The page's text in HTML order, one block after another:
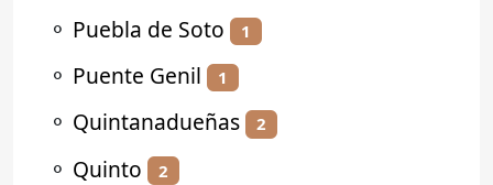
⚬ Puebla de Soto 1
⚬ Puente Genil 1
⚬ Quintanadueñas 2
⚬ Quinto 2